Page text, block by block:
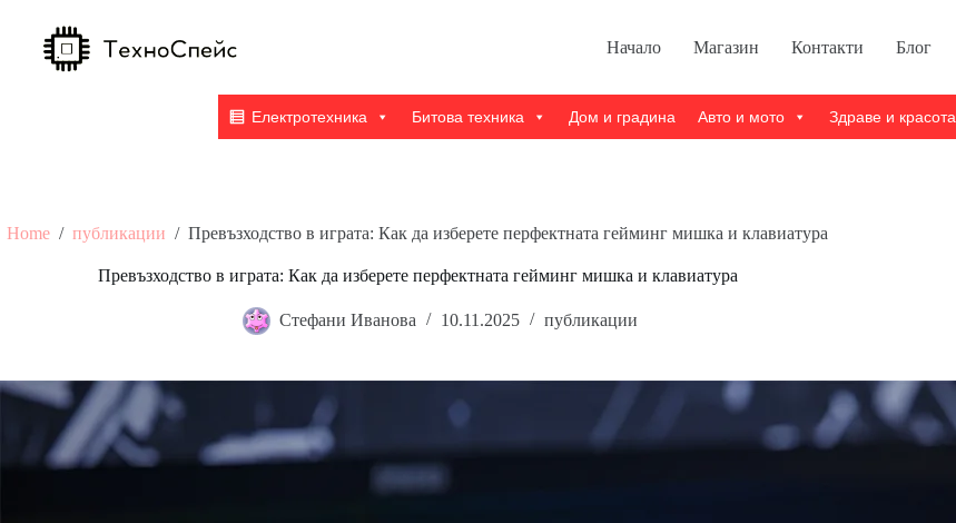
content
Начало Магазин Контакти Блог
Електротехника Битова техника Дом и градина Авто и мото Здраве и красота
Home / публикации / Превъзходство в играта: Как да изберете перфектната гейминг мишка и клавиатура
Превъзходство в играта: Как да изберете перфектната гейминг мишка и клавиатура
Стефани Иванова 10.11.2025 публикации